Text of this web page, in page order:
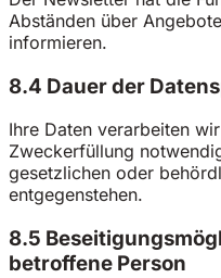
Abständen über
informieren.
8.4 Dauer der
Ihre Daten verarbeiten
Zweckerfüllung
gesetzlichen oder
entgegenstehen.
8.5
betroffene Person